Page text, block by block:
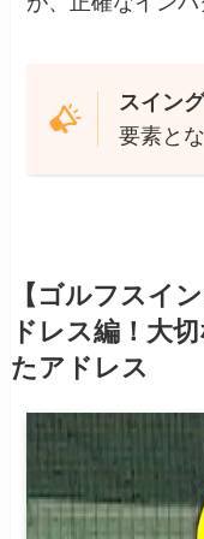
スイン
要素と
【ゴルフスイ
ドレス編！大
たアドレス